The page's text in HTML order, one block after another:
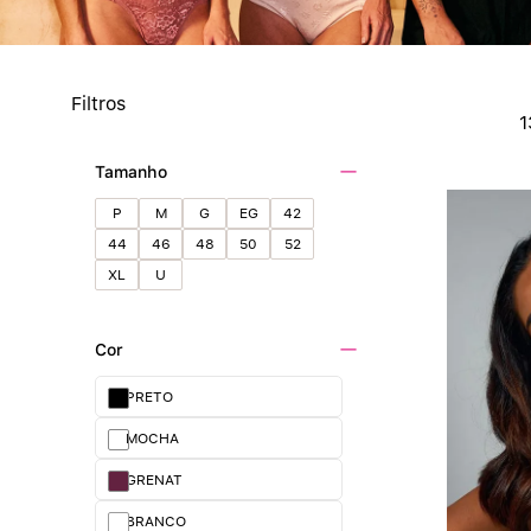
Filtros
Tamanho
P M G EG
42
44
46 48 50
52
XL
U
Cor
PRETO
MOCHA
GRENAT
BRANCO